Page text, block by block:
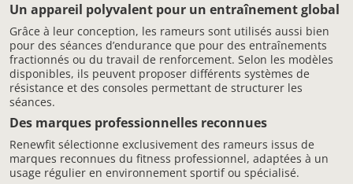
Un appareil polyvalent pour un entraînement global
Grâce à leur conception, les rameurs sont utilisés aussi bien
pour des séances d’endurance que pour des entraînements
fractionnés ou du travail de renforcement. Selon les modèles
disponibles, ils peuvent proposer différents systèmes de
résistance et des consoles permettant de structurer les
séances.
Des marques professionnelles reconnues
Renewfit sélectionne exclusivement des rameurs issus de
marques reconnues du fitness professionnel, adaptées à un
usage régulier en environnement sportif ou spécialisé.